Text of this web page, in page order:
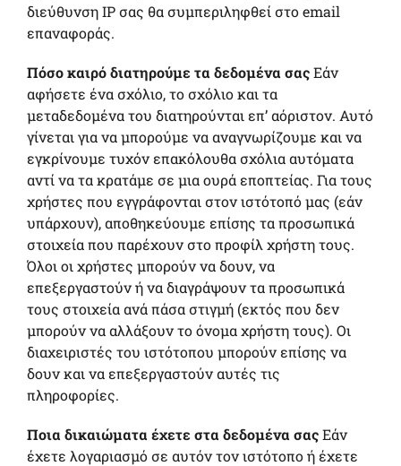
διεύθυνση IP σας θα συμπεριληφθεί στο email
επαναφοράς.
Πόσο καιρό διατηρούμε τα δεδομένα σαςΕάν
αφήσετε ένα σχόλιο, το σχόλιο και τα
μεταδεδομένα του διατηρούνται επ’ αόριστον. Αυτό
γίνεται για να μπορούμε να αναγνωρίζουμε και να
εγκρίνουμε τυχόν επακόλουθα σχόλια αυτόματα
αντί να τα κρατάμε σε μια ουρά εποπτείας. Για τους
χρήστες που εγγράφονται στον ιστότοπό μας (εάν
υπάρχουν), αποθηκεύουμε επίσης τα προσωπικά
στοιχεία που παρέχουν στο προφίλ χρήστη τους.
Όλοι οι χρήστες μπορούν να δουν, να
επεξεργαστούν ή να διαγράψουν τα προσωπικά
τους στοιχεία ανά πάσα στιγμή (εκτός που δεν
μπορούν να αλλάξουν το όνομα χρήστη τους). Οι
διαχειριστές του ιστότοπου μπορούν επίσης να
δουν και να επεξεργαστούν αυτές τις
πληροφορίες.
Ποια δικαιώματα έχετε στα δεδομένα σαςΕάν
έχετε λογαριασμό σε αυτόν τον ιστότοπο ή έχετε